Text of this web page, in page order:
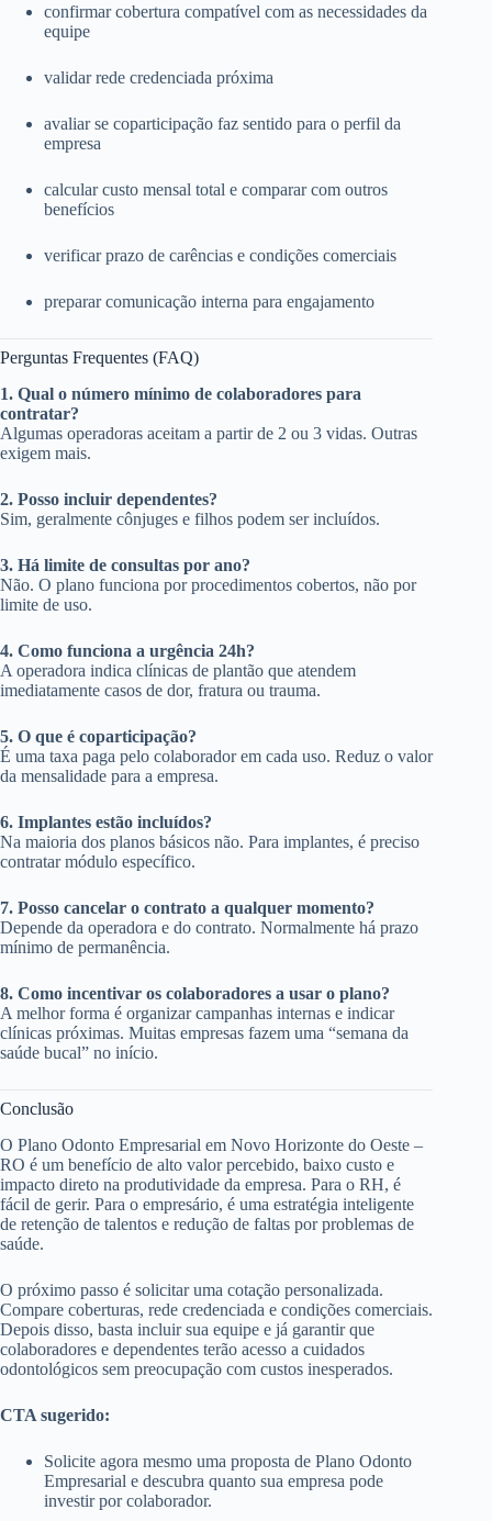
confirmar cobertura compatível com as necessidades da
equipe
validar rede credenciada próxima
avaliar se coparticipação faz sentido para o perfil da
empresa
calcular custo mensal total e comparar com outros
benefícios
verificar prazo de carências e condições comerciais
preparar comunicação interna para engajamento
Perguntas Frequentes (FAQ)
1. Qual o número mínimo de colaboradores para
contratar?
Algumas operadoras aceitam a partir de 2 ou 3 vidas. Outras
exigem mais.
2. Posso incluir dependentes?
Sim, geralmente cônjuges e filhos podem ser incluídos.
3. Há limite de consultas por ano?
Não. O plano funciona por procedimentos cobertos, não por
limite de uso.
4. Como funciona a urgência 24h?
A operadora indica clínicas de plantão que atendem
imediatamente casos de dor, fratura ou trauma.
5. O que é coparticipação?
É uma taxa paga pelo colaborador em cada uso. Reduz o valor
da mensalidade para a empresa.
6. Implantes estão incluídos?
Na maioria dos planos básicos não. Para implantes, é preciso
contratar módulo específico.
7. Posso cancelar o contrato a qualquer momento?
Depende da operadora e do contrato. Normalmente há prazo
mínimo de permanência.
8. Como incentivar os colaboradores a usar o plano?
A melhor forma é organizar campanhas internas e indicar
clínicas próximas. Muitas empresas fazem uma “semana da
saúde bucal” no início.
Conclusão
O Plano Odonto Empresarial em Novo Horizonte do Oeste –
RO é um benefício de alto valor percebido, baixo custo e
impacto direto na produtividade da empresa. Para o RH, é
fácil de gerir. Para o empresário, é uma estratégia inteligente
de retenção de talentos e redução de faltas por problemas de
saúde.
O próximo passo é solicitar uma cotação personalizada.
Compare coberturas, rede credenciada e condições comerciais.
Depois disso, basta incluir sua equipe e já garantir que
colaboradores e dependentes terão acesso a cuidados
odontológicos sem preocupação com custos inesperados.
CTA sugerido:
Solicite agora mesmo uma proposta de Plano Odonto
Empresarial e descubra quanto sua empresa pode
investir por colaborador.